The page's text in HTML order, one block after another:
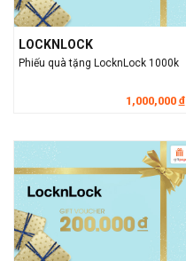
LOCKNLOCK
Phiếu quà tặng LocknLock 1000k
1,000,000 đ